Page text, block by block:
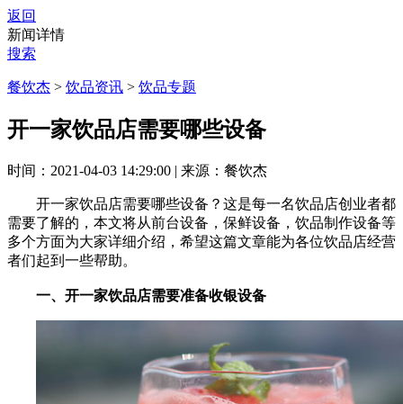
返回
新闻详情
搜索
餐饮杰 > 饮品资讯 > 饮品专题
开一家饮品店需要哪些设备
时间：2021-04-03 14:29:00 | 来源：餐饮杰
开一家饮品店需要哪些设备？这是每一名饮品店创业者都
需要了解的，本文将从前台设备，保鲜设备，饮品制作设备等
多个方面为大家详细介绍，希望这篇文章能为各位饮品店经营
者们起到一些帮助。
一、开一家饮品店需要准备收银设备